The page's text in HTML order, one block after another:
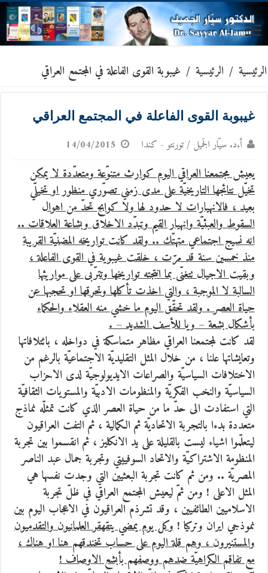
الرئيسية / الرئيسية / غيبوبة القوى الفاعلة في المجتمع العراقي
غيبوبة القوى الفاعلة في المجتمع العراقي
أ.د. سيّار الجَميل / تورنتو - كندا 14/04/2015
يعيش مجتمعنا العراقي اليوم كوارث متنوّعة ومتعدّدة لا يمكن
تخيّل نتائجها التاريخيّةعلى مدى زمني تصوّري منظور او تخيلّي
بعيد ، فالانهيارات لا حدود لها ولا كوابح تحدّ من اهوال
السقوط والعبثيّة وانهيار القيم وتبدّد الاخلاق وبشاعة العلاقات ..
انه نسيج اجتماعي متهتّك .. ولقد كانت تواريخه المضنيّة القريبة
منذ خمسين سنة قد مرّت ، خلقت غيبوية في القوى الفاعلة ،
وبقيت الاجيال تتغنّى بما انتجته تواريخها وتترّبى على مواريثها
السالبة لا الموجبة ، والتي اخذت تأكلها وتحرقها او تحجبها عن
حياة العصر . ولقد تحقّق اليوم ما خشي منه العقلاء والحكماء
بأشكال بشعة – ويا للأسف الشديد – .
لقد كانت لمجتمعنا العراقي مظاهر متماسكة في دواخله ، بائتلافاتها
وتعايشاتها علنا ، من خلال المثل التقليديّة الاجتماعيّة بالرغم من
الاختلافات السياسيّة والصراعات الايديولوجيّة لدى الاحزاب
السياسيّة والنخب الفكريّة والمنظومات الادبيّة والمستويات الثقافيّة
التي استفادت الى حدّ ما من حياة العصر الذي كانت تمثلّه نماذج
متعددة بدءا بالتجربة الاتحاديّة ثم الكمالية ، ثم التفت العراقيون
ليتعلّموا اشياء ليست بالقليلة على يد الانكليز ، ثم انقسموا بين تجربة
المنظومة الاشتراكيّة والاتحاد السوفييتي وتجربة جمال عبد الناصر
المصريّة .. ومن ثم كانت تجربة البعثيين التي وجدت نفسها هي
المثل الاعلى ! ومن ثمّ ليعيش المجتمع العراقي في ظلّ تجربة
الاسلاميين الطائفيين ، وقد تشرذم العراقيون في الاعجاب اليوم بين
نموذجي ايران وتركيا !وكل يوم يمضي يتقهقر العلمانيون والتقدميون
والمستنيرون ، وهم قلة اليوم على حساب تخندقهم هنا او هناك ،
مع تفاقم الكراهيّة ضدهم ووصفهم بأبشع الاوصاف !